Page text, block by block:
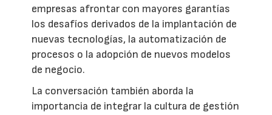
empresas afrontar con mayores garantías
los desafíos derivados de la implantación de
nuevas tecnologías, la automatización de
procesos o la adopción de nuevos modelos
de negocio.
La conversación también aborda la
importancia de integrar la cultura de gestión